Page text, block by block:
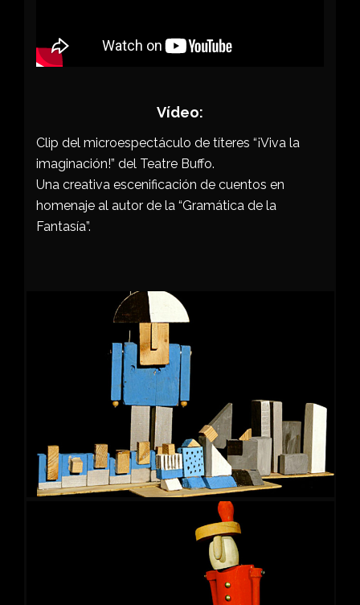
Vídeo:
Clip del microespectáculo de títeres “¡Viva la
imaginación!” del Teatre Buffo.
Una creativa escenificación de cuentos en
homenaje al autor de la “Gramática de la
Fantasía”.